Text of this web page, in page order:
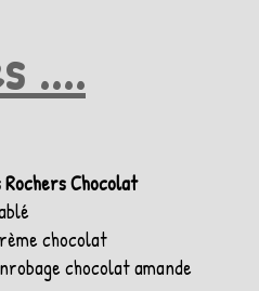
....
Rochers Chocolat
chocolat
chocolat amande